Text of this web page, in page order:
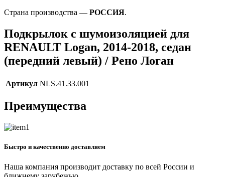
Страна производства — РОССИЯ.
Подкрылок с шумоизоляцией для
RENAULT Logan, 2014-2018, седан
(передний левый) / Рено Логан
Артикул NLS.41.33.001
Преимущества
Быстро и качественно доставляем
Наша компания производит доставку по всей России и